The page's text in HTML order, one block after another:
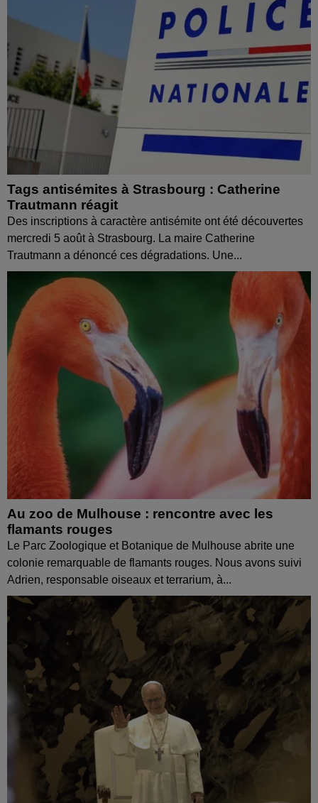
Tags antisémites à Strasbourg : Catherine
Trautmann réagit
Des inscriptions à caractère antisémite ont été découvertes
mercredi 5 août à Strasbourg. La maire Catherine
Trautmann a dénoncé ces dégradations. Une...
Au zoo de Mulhouse : rencontre avec les
flamants rouges
Le Parc Zoologique et Botanique de Mulhouse abrite une
colonie remarquable de flamants rouges. Nous avons suivi
Adrien, responsable oiseaux et terrarium, à...